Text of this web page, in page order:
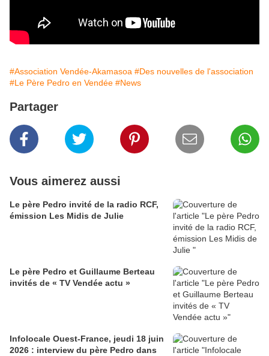
#Association Vendée-Akamasoa #Des nouvelles de l'association
#Le Père Pedro en Vendée #News
Partager
Vous aimerez aussi
Le père Pedro invité de la radio RCF,
émission Les Midis de Julie
Le père Pedro et Guillaume Berteau
invités de « TV Vendée actu »
Infolocale Ouest-France, jeudi 18 juin
2026 : interview du père Pedro dans